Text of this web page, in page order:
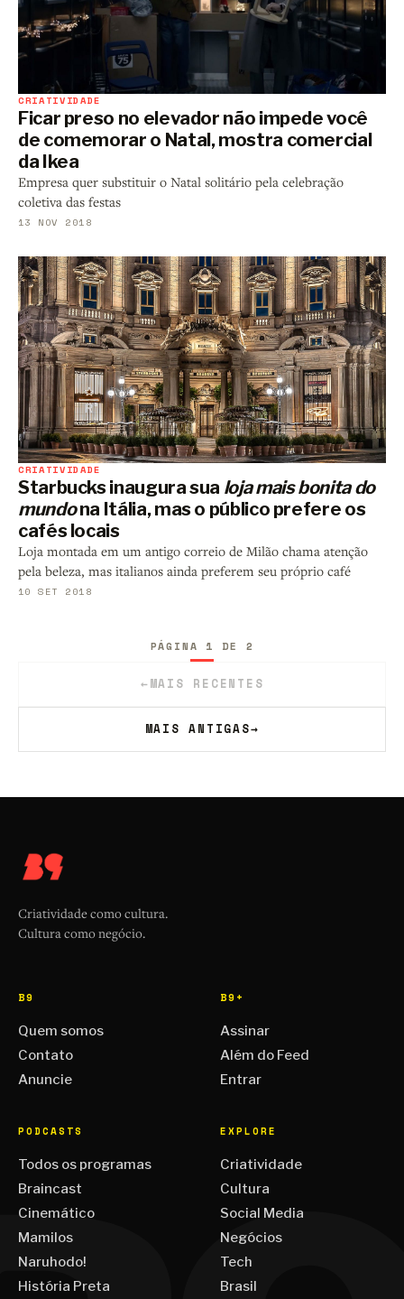
CRIATIVIDADE
Ficar preso no elevador não impede você
de comemorar o Natal, mostra comercial
da Ikea
Empresa quer substituir o Natal solitário pela celebração
coletiva das festas
13 NOV 2018
CRIATIVIDADE
Starbucks inaugura sua loja mais bonita do
mundona Itália, mas o público prefere os
cafés locais
Loja montada em um antigo correio de Milão chama atenção
pela beleza, mas italianos ainda preferem seu próprio café
10 SET 2018
←MAIS RECENTES
PÁGINA 1 DE 2
MAIS ANTIGAS→
Criatividade como cultura.
Cultura como negócio.
B9
Quem somos
Contato
Anuncie
B9+
Assinar
Além do Feed
Entrar
PODCASTS
Todos os programas
Braincast
Cinemático
Mamilos
Naruhodo!
História Preta
EXPLORE
Criatividade
Cultura
Social Media
Negócios
Tech
Brasil